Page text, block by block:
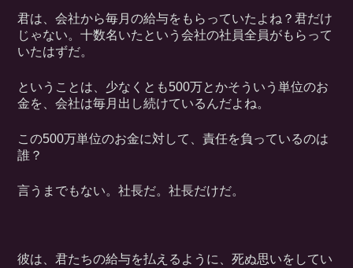
君は、会社から毎月の給与をもらっていたよね？君だけ
じゃない。十数名いたという会社の社員全員がもらって
いたはずだ。
ということは、少なくとも500万とかそういう単位のお
金を、会社は毎月出し続けているんだよね。
この500万単位のお金に対して、責任を負っているのは
誰？
言うまでもない。社長だ。社長だけだ。
彼は、君たちの給与を払えるように、死ぬ思いをしてい